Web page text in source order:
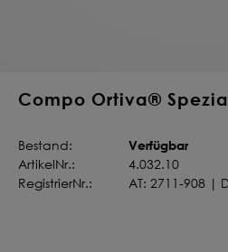
Compo Ortiva®
Bestand: Verfügbar
ArtikelNr.:
4.032.10
RegistrierNr.:
AT: 2711-908 |